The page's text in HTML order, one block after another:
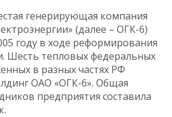
генерирующая компания
(далее – ОГК-6)
году в ходе реформирования
Шесть тепловых федеральных
в разных частях РФ
ОАО «ОГК-6». Общая
предприятия составила